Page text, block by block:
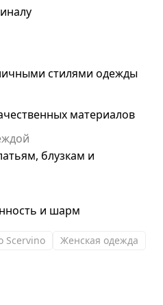
стилями одежды
материалов
блузкам и
и шарм
Scervino
Женская одежда